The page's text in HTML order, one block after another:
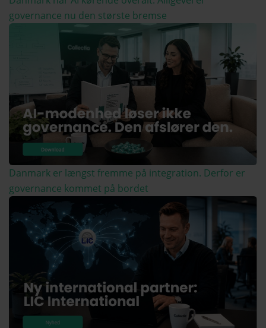
governance nu den største bremse
Danmark er længst fremme på integration. Derfor er
governance kommet på bordet